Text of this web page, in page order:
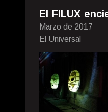
El FILUX
Marzo de 2017
El Universal